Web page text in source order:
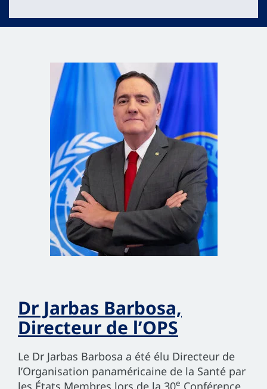
Dr Jarbas Barbosa,
Directeur de l’OPS
Le Dr Jarbas Barbosa a été élu Directeur de
l’Organisation panaméricaine de la Santé par
les États Membres lors de la 30e Conférence